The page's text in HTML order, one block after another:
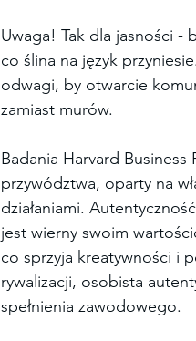
Uwaga! Tak dla jasności -
co ślina na język
odwagi, by otwarcie
zamiast murów.
Badania Harvard Business
przywództwa, oparty na
działaniami.
jest wierny swoim
co sprzyja kreatywności i
rywalizacji, osobista
spełnienia zawodowego.